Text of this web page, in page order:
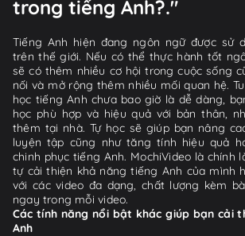
trong tiếng Anh?."
Tiếng Anh hiện đang ngôn ngữ được sử
trên thế giới. Nếu có thể thực hành tốt
sẽ có thêm nhiều cơ hội trong cuộc sống
nối và mở rộng thêm nhiều mối quan hệ.
học tiếng Anh chưa bao giờ là dễ dàng,
học phù hợp và hiệu quả với bản thân,
thêm tại nhà. Tự học sẽ giúp bạn nâng
luyện tập cũng như tăng tính hiệu quả
chinh phục tiếng Anh. MochiVideo là chính
tự cải thiện khả năng tiếng Anh của mình
với các video đa dạng, chất lượng kèm
ngay trong mỗi video.
Các tính năng nổi bật khác giúp bạn cải
Anh